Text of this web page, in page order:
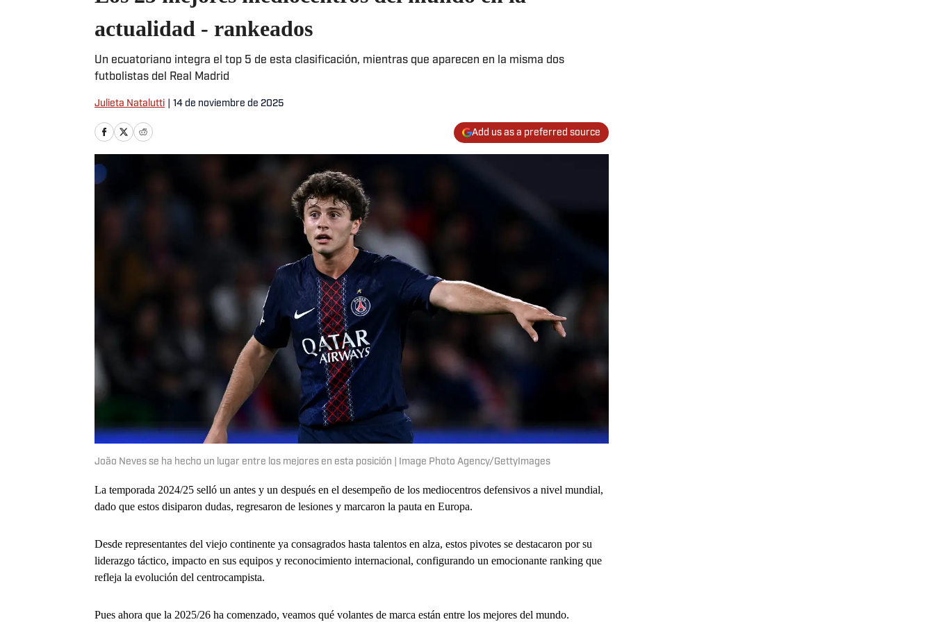
actualidad - rankeados
Un ecuatoriano integra el top 5 de esta clasificación, mientras que aparecen en la misma dos
futbolistas del Real Madrid
Julieta Natalutti 14 de noviembre de 2025
Add us as a preferred source
João Neves se ha hecho un lugar entre los mejores en esta posición | Image Photo Agency/GettyImages
La temporada 2024/25 selló un antes y un después en el desempeño de los mediocentros defensivos a nivel mundial,
dado que estos disiparon dudas, regresaron de lesiones y marcaron la pauta en Europa.
Desde representantes del viejo continente ya consagrados hasta talentos en alza, estos pivotes se destacaron por su
liderazgo táctico, impacto en sus equipos y reconocimiento internacional, configurando un emocionante ranking que
refleja la evolución del centrocampista.
Pues ahora que la 2025/26 ha comenzado, veamos qué volantes de marca están entre los mejores del mundo.